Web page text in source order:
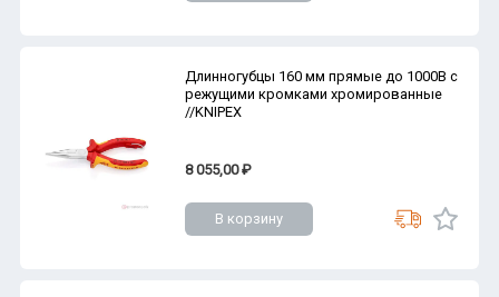
Длинногубцы 160 мм прямые до 1000В с
режущими кромками хромированные
//KNIPEX
8 055,00 ₽
В корзину